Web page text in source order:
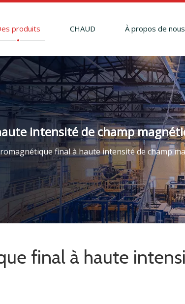
produits CHAUD À propos de nous
intensité de champ
final à haute intensité de champ
final à haute